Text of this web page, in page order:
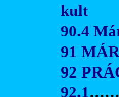
kult
90.4
91
92
92.1